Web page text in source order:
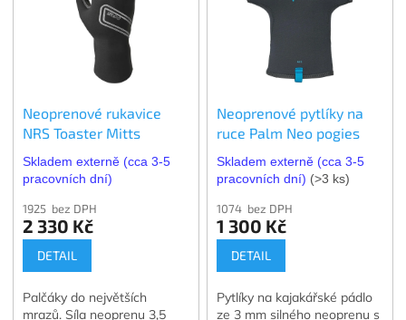
Neoprenové rukavice
NRS Toaster Mitts
Skladem externě (cca 3-5
pracovních dní)
1925 bez DPH
2 330 Kč
DETAIL
Palčáky do největších
mrazů. Síla neoprenu 3,5
Neoprenové pytlíky na
ruce Palm Neo pogies
Skladem externě (cca 3-5
pracovních dní) (>3 ks)
1074 bez DPH
1 300 Kč
DETAIL
Pytlíky na kajakářské pádlo
ze 3 mm silného neoprenu s